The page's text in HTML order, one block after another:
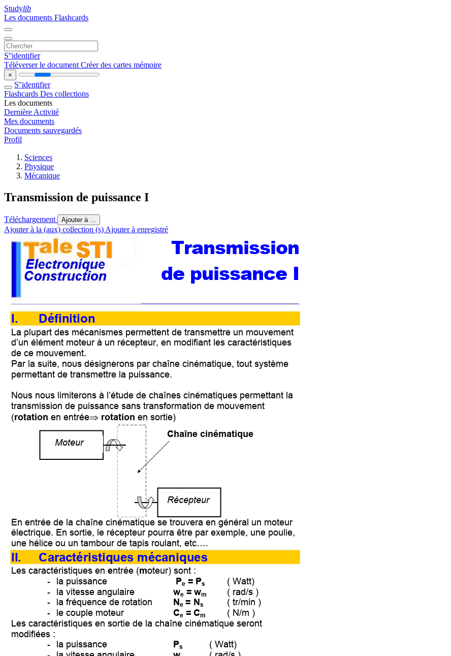
Studylib
Les documents Flashcards
S''identifier
Téléverser le document Créer des cartes mémoire
×
S''identifier
Flashcards Des collections
Les documents
Dernière Activité
Mes documents
Documents sauvegardés
Profil
Sciences
Physique
Mécanique
Transmission de puissance I
Téléchargement Ajouter à ...
Ajouter à la (aux) collection (s) Ajouter à enregistré
Transmission
de puissance I
I. Définition
La plupart des mécanismes permettent de transmettre un mouvement
d’un élément moteur à un récepteur, en modifiant les caractéristiques
de ce mouvement.
Par la suite, nous désignerons par chaîne cinématique, tout système
permettant de transmettre la puissance.
Nous nous limiterons à l’étude de chaînes cinématiques permettant la
transmission de puissance sans transformation de mouvement
(rotation en entrée⇒ rotation en sortie)
En entrée de la chaîne cinématique se trouvera en général un moteur
électrique. En sortie, le récepteur pourra être par exemple, une poulie,
une hélice ou un tambour de tapis roulant, etc….
II. Caractéristiques mécaniques
Les caractéristiques en entrée (moteur) sont :
- la
puissance Pe = Ps ( Watt)
- la vitesse angulaire we = wm ( rad/s )
- la fréquence de rotation N e = N s ( tr/min )
- le couple moteur Ce = Cm
( N/m )
Les caractéristiques en sortie de la chaîne cinématique seront
modifiées :
- la
puissance Ps ( Watt)
Moteur
Récepteur
Chaîne cinématique